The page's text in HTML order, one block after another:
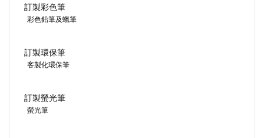
訂製彩色筆
彩色鉛筆及蠟筆
訂製環保筆
客製化環保筆
訂製螢光筆
螢光筆